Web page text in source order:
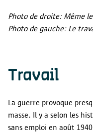
Photo de droite: Même
Photo de gauche: Le
Travail
La guerre provoque
masse. Il y a selon les
sans emploi en août